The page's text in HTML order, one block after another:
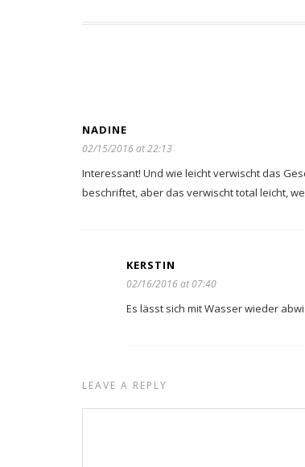
NADINE
02/15/2016 at 22:13
Interessant! Und wie leicht verwischt das
beschriftet, aber das verwischt total leicht,
KERSTIN
02/16/2016 at 07:40
Es lässt sich mit Wasser wieder
LEAVE A REPLY